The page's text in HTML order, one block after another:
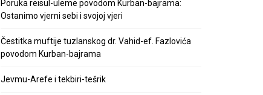
Poruka reisul-uleme povodom Kurban-bajrama:
Ostanimo vjerni sebi i svojoj vjeri
Čestitka muftije tuzlanskog dr. Vahid-ef. Fazlovića
povodom Kurban-bajrama
Jevmu-Arefe i tekbiri-tešrik